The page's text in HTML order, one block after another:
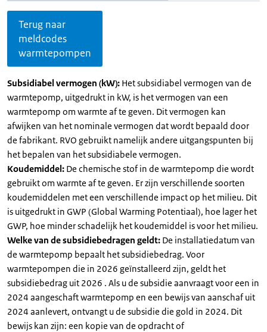
Terug naar
meldcodes
warmtepompen
Subsidiabel vermogen (kW): Het subsidiabel vermogen van de
warmtepomp, uitgedrukt in kW, is het vermogen van een
warmtepomp om warmte af te geven. Dit vermogen kan
afwijken van het nominale vermogen dat wordt bepaald door
de fabrikant. RVO gebruikt namelijk andere uitgangspunten bij
het bepalen van het subsidiabele vermogen.
Koudemiddel: De chemische stof in de warmtepomp die wordt
gebruikt om warmte af te geven. Er zijn verschillende soorten
koudemiddelen met een verschillende impact op het milieu. Dit
is uitgedrukt in GWP (Global Warming Potentiaal), hoe lager het
GWP, hoe minder schadelijk het koudemiddel is voor het milieu.
Welke van de subsidiebedragen geldt: De installatiedatum van
de warmtepomp bepaalt het subsidiebedrag. Voor
warmtepompen die in 2026 geïnstalleerd zijn, geldt het
subsidiebedrag uit 2026 . Als u de subsidie aanvraagt voor een in
2024 aangeschaft warmtepomp en een bewijs van aanschaf uit
2024 aanlevert, ontvangt u de subsidie die gold in 2024. Dit
bewijs kan zijn: een kopie van de opdracht of